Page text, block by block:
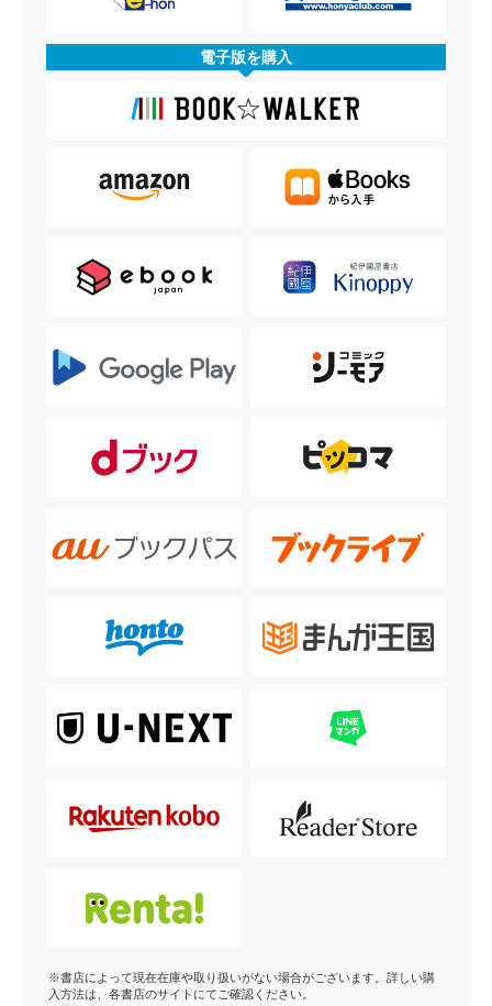
電子版を購入
※書店によって現在在庫や取り扱いがない場合がございます。詳しい購
入方法は、各書店のサイトにてご確認ください。